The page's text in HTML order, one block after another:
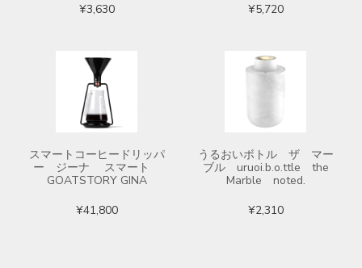
¥3,630
¥5,720
スマートコーヒードリッパ
ー ジーナ スマート
GOATSTORY GINA
¥41,800
うるおいボトル ザ マー
ブル uruoi.b.o.ttle the
Marble noted.
¥2,310